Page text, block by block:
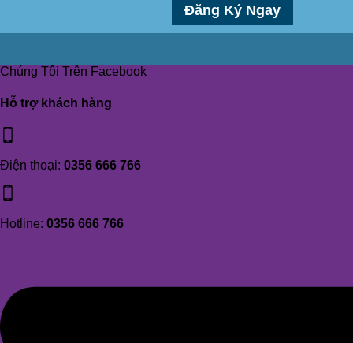
Chúng Tôi Trên Facebook
Hỗ trợ khách hàng
Điện thoại: 0356 666 766
Hotline: 0356 666 766